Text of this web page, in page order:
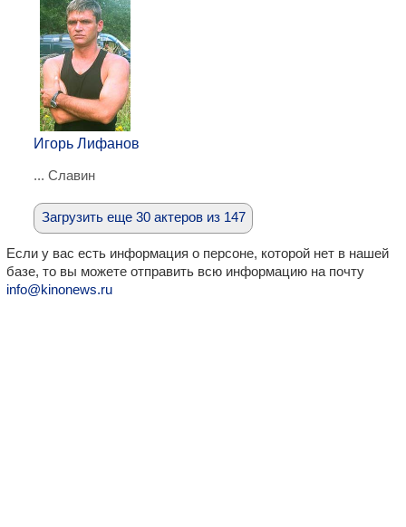
Игорь Лифанов
... Славин
Загрузить еще 30 актеров из 147
Если у вас есть информация о персоне, которой нет в нашей
базе, то вы можете отправить всю информацию на почту
info@kinonews.ru